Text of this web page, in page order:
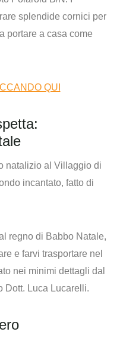
splendide cornici per
portare a casa come
QUI
regno di Babbo Natale,
e farvi trasportare nel
nei minimi dettagli dal
Dott. Luca Lucarelli.